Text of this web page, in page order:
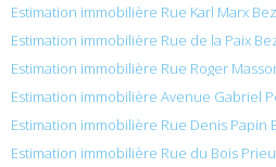
Estimation immobilière Rue Karl Marx
Estimation immobilière Rue de la Paix
Estimation immobilière Rue Roger
Estimation immobilière Avenue Gabriel
Estimation immobilière Rue Denis Papin
Estimation immobilière Rue du Bois